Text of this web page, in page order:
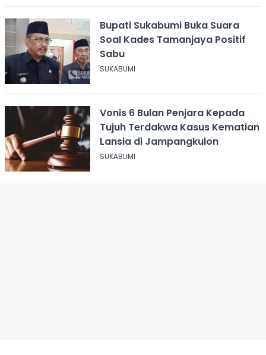
Bupati Sukabumi Buka Suara
Soal Kades Tamanjaya Positif
Sabu
SUKABUMI
Vonis 6 Bulan Penjara Kepada
Tujuh Terdakwa Kasus Kematian
Lansia di Jampangkulon
SUKABUMI